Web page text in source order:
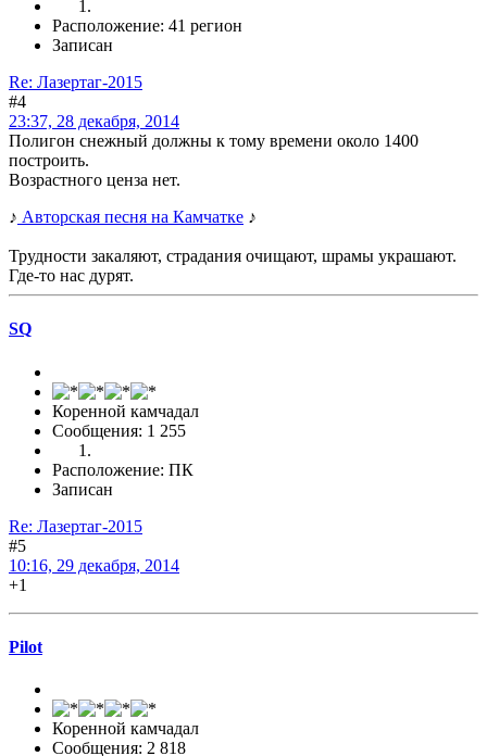
Расположение: 41 регион
Записан
Re: Лазертаг-2015
#4
23:37, 28 декабря, 2014
Полигон снежный должны к тому времени около 1400
построить.
Возрастного ценза нет.
♪ Авторская песня на Камчатке ♪
Трудности закаляют, страдания очищают, шрамы украшают.
Где-то нас дурят.
SQ
Коренной камчадал
Сообщения: 1 255
Расположение: ПК
Записан
Re: Лазертаг-2015
#5
10:16, 29 декабря, 2014
+1
Pilot
Коренной камчадал
Сообщения: 2 818